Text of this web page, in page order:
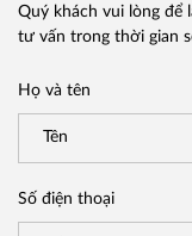
Quý khách vui lòng để
tư vấn trong thời gian
Họ và tên
Số điện thoại